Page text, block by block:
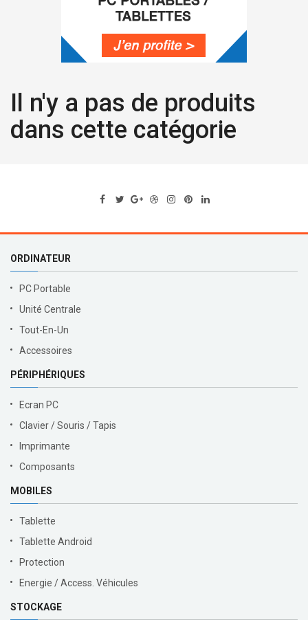
Il n'y a pas de produits
dans cette catégorie
ORDINATEUR
PC Portable
Unité Centrale
Tout-En-Un
Accessoires
PÉRIPHÉRIQUES
Ecran PC
Clavier / Souris / Tapis
Imprimante
Composants
MOBILES
Tablette
Tablette Android
Protection
Energie / Access. Véhicules
STOCKAGE